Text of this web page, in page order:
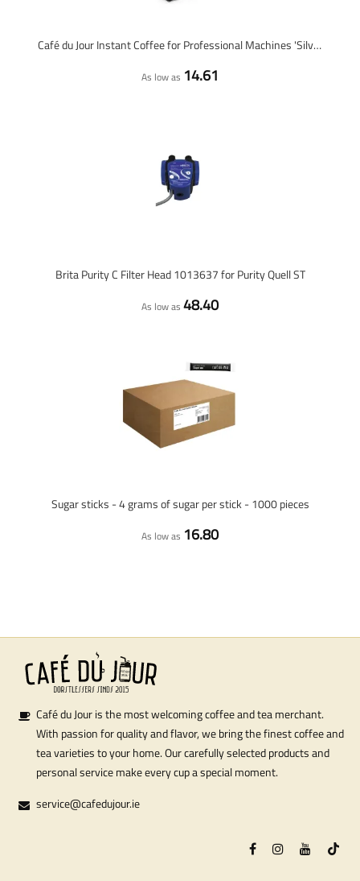
Café du Jour Instant Coffee for Professional Machines 'Silver'
As low as 14.61
Brita Purity C Filter Head 1013637 for Purity Quell ST
As low as 48.40
Sugar sticks - 4 grams of sugar per stick - 1000 pieces
As low as 16.80
Café du Jour is the most welcoming coffee and tea merchant.
With passion for quality and flavor, we bring the finest coffee and
tea varieties to your home. Our carefully selected products and
personal service make every cup a special moment.
service@cafedujour.ie